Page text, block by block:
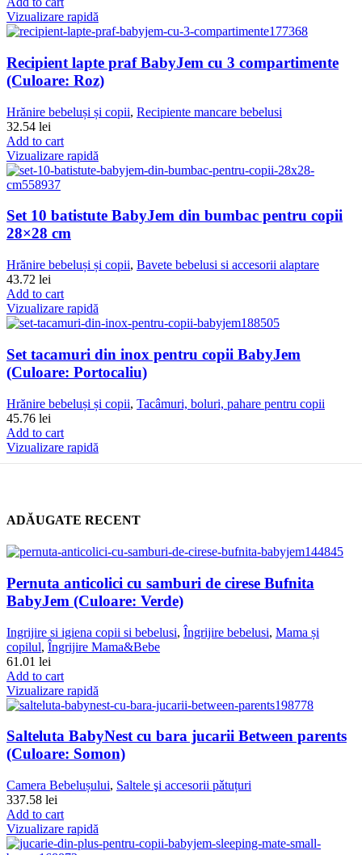
Vizualizare rapidă
Recipient lapte praf BabyJem cu 3 compartimente
(Culoare: Roz)
Hrănire bebeluși și copii, Recipiente mancare bebelusi
32.54 lei
Add to cart
Vizualizare rapidă
Set 10 batistute BabyJem din bumbac pentru copii
28×28 cm
Hrănire bebeluși și copii, Bavete bebelusi si accesorii alaptare
43.72 lei
Add to cart
Vizualizare rapidă
Set tacamuri din inox pentru copii BabyJem
(Culoare: Portocaliu)
Hrănire bebeluși și copii, Tacâmuri, boluri, pahare pentru copii
45.76 lei
Add to cart
Vizualizare rapidă
ADĂUGATE RECENT
Pernuta anticolici cu samburi de cirese Bufnita
BabyJem (Culoare: Verde)
Ingrijire si igiena copii si bebelusi, Îngrijire bebelusi, Mama și
copilul, Îngrijire Mama&Bebe
61.01 lei
Add to cart
Vizualizare rapidă
Salteluta BabyNest cu bara jucarii Between parents
(Culoare: Somon)
Camera Bebelușului, Saltele şi accesorii pǎtuțuri
337.58 lei
Add to cart
Vizualizare rapidă